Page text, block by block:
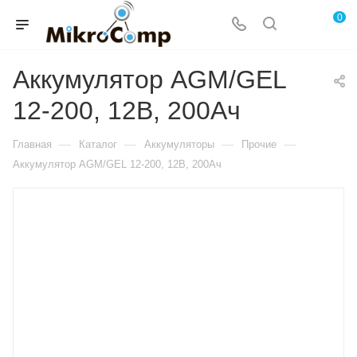
0
Аккумулятор AGM/GEL
12-200, 12В, 200Ач
Главная — Каталог — Аккумуляторы — Прочие —
Аккумулятор AGM/GEL 12-200, 12В, 200Ач